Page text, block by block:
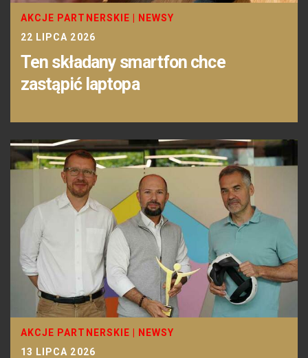
AKCJE PARTNERSKIE
NEWSY
22 LIPCA 2026
Ten składany smartfon chce
zastąpić laptopa
AKCJE PARTNERSKIE
NEWSY
13 LIPCA 2026